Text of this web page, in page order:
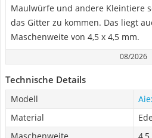
Maulwürfe und andere Kleintiere
das Gitter zu kommen. Das liegt
Maschenweite von 4,5 x 4,5 mm.
08/2026
Technische Details
Modell
Material